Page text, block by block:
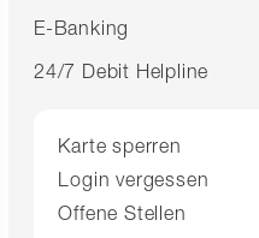
E-Banking
24/7 Debit Helpline
Karte sperren
Login vergessen
Offene Stellen